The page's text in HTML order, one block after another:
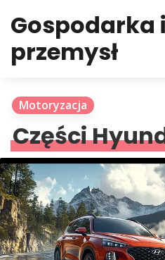
Gospodarka i
przemysł
Motoryzacja
Części